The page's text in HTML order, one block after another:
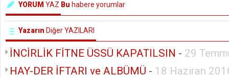
YORUM YAZ Bu habere yorumlar
Yazarın Diğer YAZILARI
İNCİRLİK FİTNE ÜSSÜ KAPATILSIN - 29
HAY-DER İFTARI ve ALBÜMÜ - 18 Haziran